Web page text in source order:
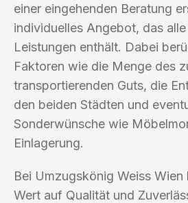
einer eingehenden Beratung
individuelles Angebot, das
Leistungen enthält. Dabei
Faktoren wie die Menge des
transportierenden Guts, die
den beiden Städten und
Sonderwünsche wie
Einlagerung.
Bei Umzugskönig Weiss
Wert auf Qualität und